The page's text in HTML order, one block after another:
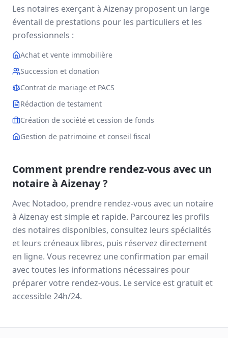
Les notaires exerçant à Aizenay proposent un large
éventail de prestations pour les particuliers et les
professionnels :
Achat et vente immobilière
Succession et donation
Contrat de mariage et PACS
Rédaction de testament
Création de société et cession de fonds
Gestion de patrimoine et conseil fiscal
Comment prendre rendez-vous avec un
notaire à Aizenay?
Avec Notadoo, prendre rendez-vous avec un notaire
à Aizenay est simple et rapide. Parcourez les profils
des notaires disponibles, consultez leurs spécialités
et leurs créneaux libres, puis réservez directement
en ligne. Vous recevrez une confirmation par email
avec toutes les informations nécessaires pour
préparer votre rendez-vous. Le service est gratuit et
accessible 24h/24.